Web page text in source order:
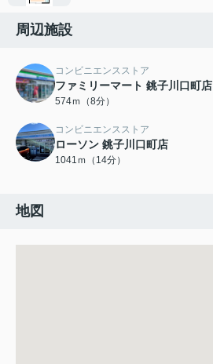
周辺施設
コンビニエンスストア
ファミリーマート 銚子川口町店
574ｍ（8分）
コンビニエンスストア
ローソン 銚子川口町店
1041ｍ（14分）
地図